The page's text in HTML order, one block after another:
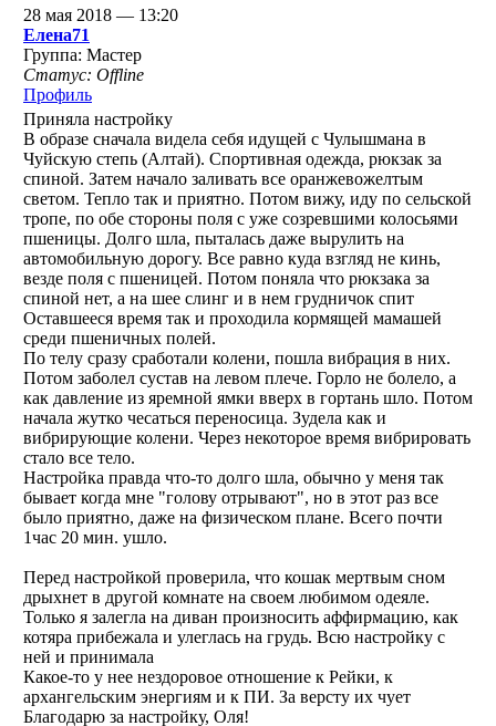
28 мая 2018 — 13:20
Елена71
Группа: Мастер
Статус: Offline
Профиль
Приняла настройку
В образе сначала видела себя идущей с Чулышмана в
Чуйскую степь (Алтай). Спортивная одежда, рюкзак за
спиной. Затем начало заливать все оранжевожелтым
светом. Тепло так и приятно. Потом вижу, иду по сельской
тропе, по обе стороны поля с уже созревшими колосьями
пшеницы. Долго шла, пыталась даже вырулить на
автомобильную дорогу. Все равно куда взгляд не кинь,
везде поля с пшеницей. Потом поняла что рюкзака за
спиной нет, а на шее слинг и в нем грудничок спит
Оставшееся время так и проходила кормящей мамашей
среди пшеничных полей.
По телу сразу сработали колени, пошла вибрация в них.
Потом заболел сустав на левом плече. Горло не болело, а
как давление из яремной ямки вверх в гортань шло. Потом
начала жутко чесаться переносица. Зудела как и
вибрирующие колени. Через некоторое время вибрировать
стало все тело.
Настройка правда что-то долго шла, обычно у меня так
бывает когда мне "голову отрывают", но в этот раз все
было приятно, даже на физическом плане. Всего почти
1час 20 мин. ушло.
Перед настройкой проверила, что кошак мертвым сном
дрыхнет в другой комнате на своем любимом одеяле.
Только я залегла на диван произносить аффирмацию, как
котяра прибежала и улеглась на грудь. Всю настройку с
ней и принимала
Какое-то у нее нездоровое отношение к Рейки, к
архангельским энергиям и к ПИ. За версту их чует
Благодарю за настройку, Оля!